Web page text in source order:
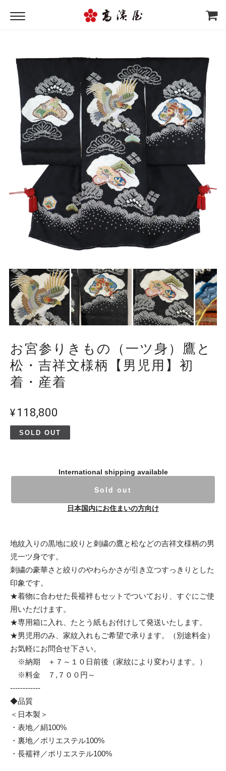
お宮参りきもの（一ツ身）鷹と
松・吉祥文様柄【男児用】初
着・産着
¥118,800
SOLD OUT
International shipping available
Sold out
日本国内にお住まいの方向け
地紋入りの黒地に絞りと刺繍の鷹と松などの吉祥文様柄の男
児一ツ身です。
刺繍の豪華さと絞りのやわらかさが引き立つすっきりとした
印象です。
★着物に合わせた長襦袢もセットでついており、すぐにご使
用いただけます。
★専用箱に入れ、たとう紙もお付けして発送いたします。
★男児用のみ、家紋入れもご希望で承ります。（別途料金）
お気軽にお問合せ下さい。
※納期 ＋７～１０日前後（家紋により変わります。）
※料金 ７,７００円～
------------
◆品質
＜日本製＞
・表地／絹100%
・裏地／ポリエステル100%
・長襦袢／ポリエステル100%